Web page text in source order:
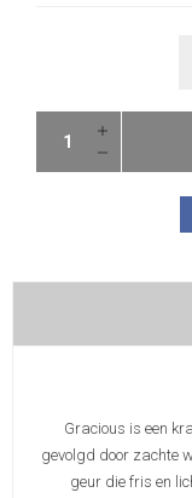
Gracious is een
gevolgd door zachte
geur die fris en